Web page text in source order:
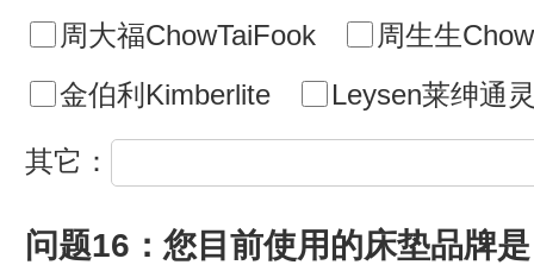
周大福ChowTaiFook
周生生
金伯利Kimberlite
Leysen莱绅通
其它：
问题16：您目前使用的床垫品牌